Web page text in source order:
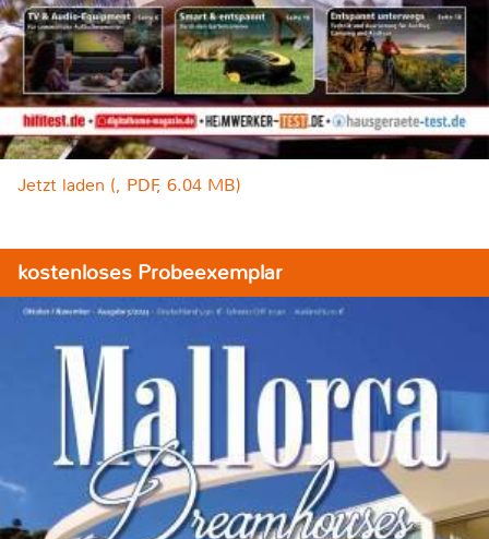
Jetzt laden (, PDF, 6.04 MB)
kostenloses Probeexemplar